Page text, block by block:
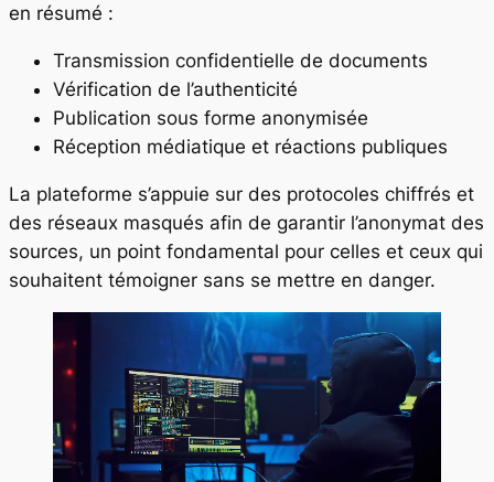
en résumé :
Transmission confidentielle de documents
Vérification de l’authenticité
Publication sous forme anonymisée
Réception médiatique et réactions publiques
La plateforme s’appuie sur des protocoles chiffrés et
des réseaux masqués afin de garantir l’anonymat des
sources, un point fondamental pour celles et ceux qui
souhaitent témoigner sans se mettre en danger.